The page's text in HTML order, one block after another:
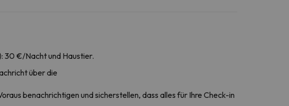
30 €/Nacht und Haustier.
über die
benachrichtigen und sicherstellen, dass alles für Ihre Check-in